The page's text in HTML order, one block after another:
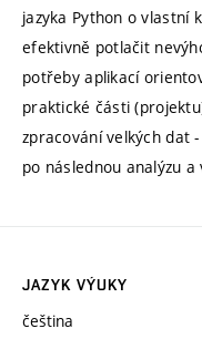
jazyka Python o vlastní
efektivně potlačit
potřeby aplikací
praktické části
zpracování velkých dat
po následnou analýzu a
JAZYK VÝUKY
čeština